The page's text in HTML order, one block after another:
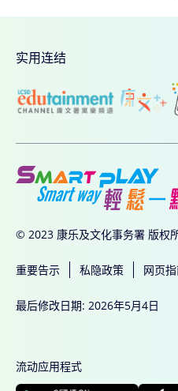
实用连结
© 2023 康乐及文化事务署 版权
重要告示 私隐政策 网页
最后修改日期: 2026年5月4日
流动应用程式